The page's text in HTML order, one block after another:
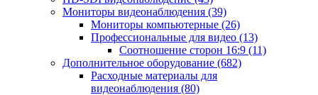
Мониторы видеонаблюдения (39)
Мониторы компьютерные (26)
Профессиональные для видео (13)
Соотношение сторон 16:9 (11)
Дополнительное оборудование (682)
Расходные материалы для
видеонаблюдения (80)